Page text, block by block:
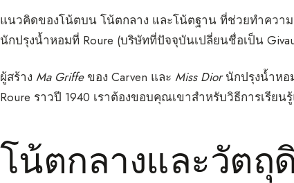
แนวคิดของโน้ตบน โน้ตกลาง และโน้ตฐาน ที่ช่วยทำความ
นักปรุงน้ำหอมที่ Roure (บริษัทที่ปัจจุบันเปลี่ยนชื่อเป็น
ผู้สร้าง Ma Griffeของ Carven และ Miss Diorนักปรุงน้ำหอ
Roure ราวปี 1940 เราต้องขอบคุณเขาสำหรับวิธีการเรีย
โน้ตกลางและวัตถุ